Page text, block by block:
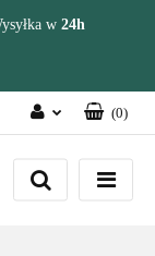
w 24h
się
się
(0)